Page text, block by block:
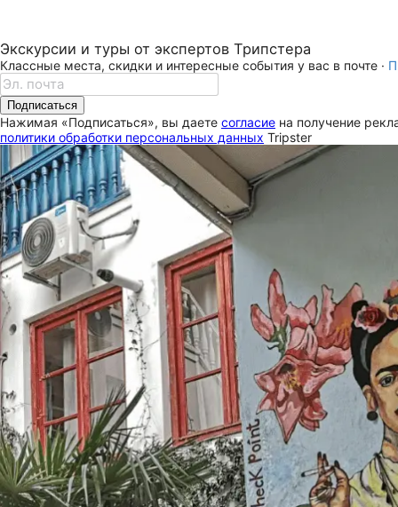
Экскурсии и туры от экспертов Трипстера
Классные места, скидки и интересные события у вас в почте ·
Подписаться
Нажимая «Подписаться», вы даете согласие на получение
политики обработки персональных данных Tripster